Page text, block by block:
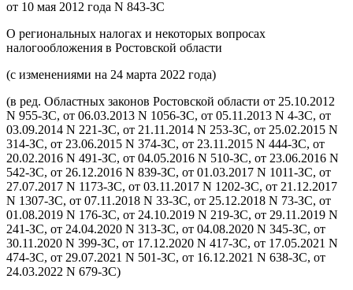
от 10 мая 2012 года N 843-ЗС
О региональных налогах и некоторых вопросах
налогообложения в Ростовской области
(с изменениями на 24 марта 2022 года)
(в ред. Областных законов Ростовской области от 25.10.2012
N 955-ЗС, от 06.03.2013 N 1056-ЗС, от 05.11.2013 N 4-ЗС, от
03.09.2014 N 221-ЗС, от 21.11.2014 N 253-ЗС, от 25.02.2015 N
314-ЗС, от 23.06.2015 N 374-ЗС, от 23.11.2015 N 444-ЗС, от
20.02.2016 N 491-ЗС, от 04.05.2016 N 510-ЗС, от 23.06.2016 N
542-ЗС, от 26.12.2016 N 839-ЗС, от 01.03.2017 N 1011-ЗС, от
27.07.2017 N 1173-ЗС, от 03.11.2017 N 1202-ЗС, от 21.12.2017
N 1307-ЗС, от 07.11.2018 N 33-ЗС, от 25.12.2018 N 73-ЗС, от
01.08.2019 N 176-ЗС, от 24.10.2019 N 219-ЗС, от 29.11.2019 N
241-ЗС, от 24.04.2020 N 313-ЗС, от 04.08.2020 N 345-ЗС, от
30.11.2020 N 399-ЗС, от 17.12.2020 N 417-ЗС, от 17.05.2021 N
474-ЗС, от 29.07.2021 N 501-ЗС, от 16.12.2021 N 638-ЗС, от
24.03.2022 N 679-ЗС)